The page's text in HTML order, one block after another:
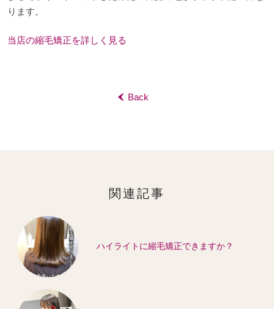
ります。
当店の縮毛矯正を詳しく見る
‹ Back
関連記事
ハイライトに縮毛矯正できますか？